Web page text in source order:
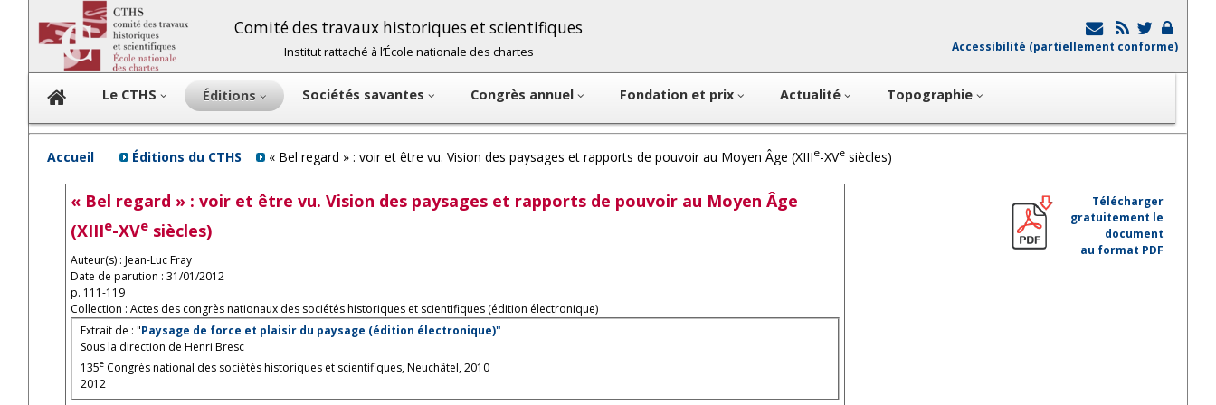
Comité des travaux historiques et scientifiques
Institut rattaché à l’École nationale des chartes Accessibilité (partiellement conforme)
Le CTHS Éditions Sociétés savantes Congrès annuel Fondation et prix Actualité Topographie
Accueil Éditions du CTHS « Bel regard » : voir et être vu. Vision des paysages et rapports de pouvoir au Moyen Âge (XIIIe-XVe siècles)
« Bel regard » : voir et être vu. Vision des paysages et rapports de pouvoir au Moyen Âge
(XIIIe-XVe siècles)
Auteur(s) : Jean-Luc Fray
Date de parution : 31/01/2012
p. 111-119
Collection : Actes des congrès nationaux des sociétés historiques et scientifiques (édition électronique)
Extrait de : "Paysage de force et plaisir du paysage (édition électronique)"
Sous la direction de Henri Bresc
135e Congrès national des sociétés historiques et scientifiques, Neuchâtel, 2010
2012
Télécharger
gratuitement le
document
au format PDF